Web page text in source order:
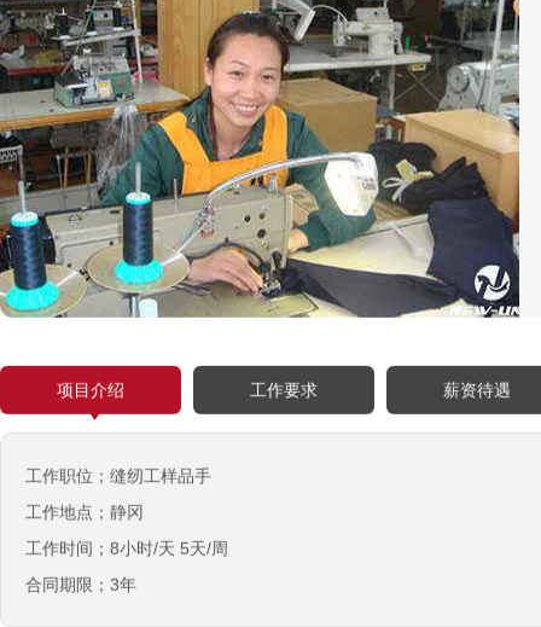
项目介绍 工作要求 薪资待遇
工作职位；缝纫工样品手
工作地点；静冈
工作时间；8小时/天 5天/周
合同期限；3年